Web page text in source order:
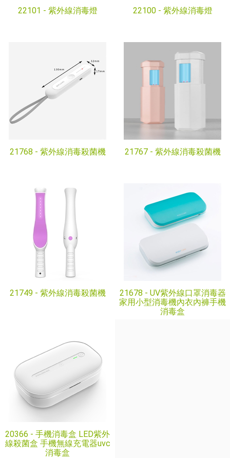
22101 - 紫外線消毒燈 22100 - 紫外線消毒燈
21768 - 紫外線消毒殺菌機 21767 - 紫外線消毒殺菌機
21749 - 紫外線消毒殺菌機 21678 - UV紫外線口罩消毒器
家用小型消毒機內衣內褲手機
消毒盒
20366 - 手機消毒盒 LED紫外
線殺菌盒 手機無線充電器uvc
消毒盒